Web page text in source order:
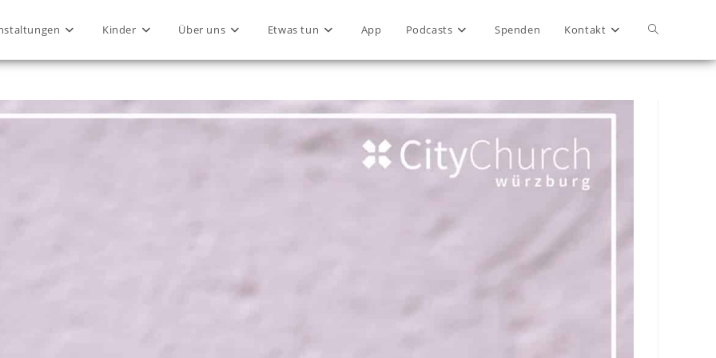
Kinder Über uns Etwas tun App Podcasts Spenden Kontakt